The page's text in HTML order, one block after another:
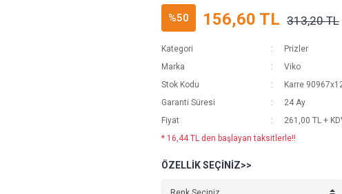
%50 156,60 TL 313,20 TL
Kategori
Prizler
Marka
Viko
Stok Kodu
Karre
Garanti Süresi
24 Ay
Fiyat
261,00 TL +
* 16,44 TL den başlayan taksitlerle!!
ÖZELLIK SEÇINIZ>>